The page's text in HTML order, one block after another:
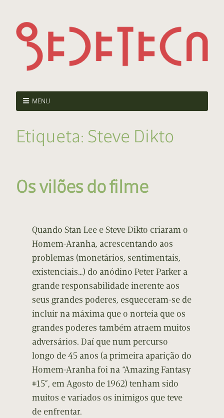
MENU
Etiqueta: Steve Dikto
Os vilões do filme
Quando Stan Lee e Steve Dikto criaram o
Homem-Aranha, acrescentando aos
problemas (monetários, sentimentais,
existenciais…) do anódino Peter Parker a
grande responsabilidade inerente aos
seus grandes poderes, esqueceram-se de
incluir na máxima que o norteia que os
grandes poderes também atraem muitos
adversários. Daí que num percurso
longo de 45 anos (a primeira aparição do
Homem-Aranha foi na “Amazing Fantasy
#15”, em Agosto de 1962) tenham sido
muitos e variados os inimigos que teve
de enfrentar.